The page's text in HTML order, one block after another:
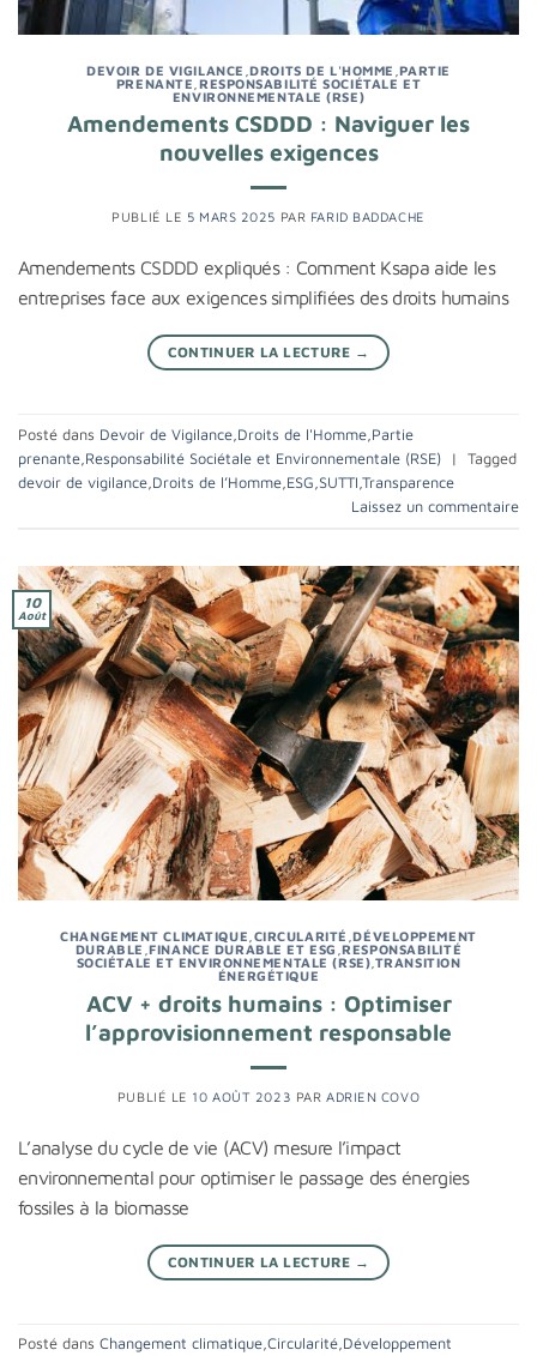
DEVOIR DE VIGILANCE ,DROITS DE L'HOMME ,PARTIE
PRENANTE RESPONSABILITÉ SOCIÉTALE ET
ENVIRONNEMENTALE (RSE)
Amendements CSDDD : Naviguer les
nouvelles exigences
PUBLIÉ LE 5 MARS 2025 PAR FARID BADDACHE
Amendements CSDDD expliqués : Comment Ksapa aide les
entreprises face aux exigences simplifiées des droits humains
CONTINUER LA LECTURE →
Posté dans Devoir de Vigilance Droits de l'Homme Partie
prenante Responsabilité Sociétale et Environnementale (RSE) |
Tagged
devoir de vigilance Droits de l’Homme ESG SUTTI Transparence
Laissez un commentaire
10
Août
CHANGEMENT CLIMATIQUE CIRCULARITÉ ,DÉVELOPPEMENT
DURABLE ,FINANCE DURABLE ET ESG ,RESPONSABILITÉ
SOCIÉTALE ET ENVIRONNEMENTALE (RSE) TRANSITION
ÉNERGÉTIQUE
ACV + droits humains : Optimiser
l’approvisionnement responsable
PUBLIÉ LE 10 AOÛT 2023 PAR ADRIEN COVO
L’analyse du cycle de vie (ACV) mesure l’impact
environnemental pour optimiser le passage des énergies
fossiles à la biomasse
CONTINUER LA LECTURE →
Posté dans Changement climatique Circularité Développement